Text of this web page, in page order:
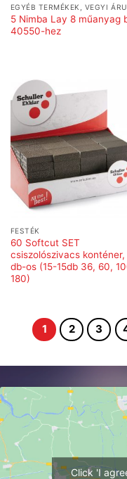
EGYÉB TERMÉKEK, VEGYI ÁRU
5 Nimba Lay 8 műanyag
40550-hez
FESTÉK
60 Softcut SET
csiszolószivacs konténer,
db-os (15-15db 36, 60,
180)
1 2 3
Click 'I